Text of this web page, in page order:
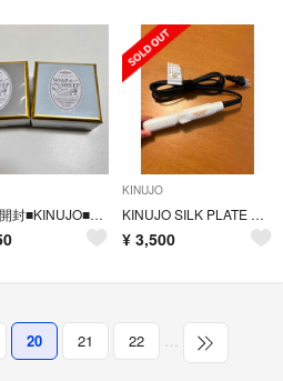
新品未開封■KINUJO■Soap de Sheep（Pure）
KINUJO
KINUJO SILK PLATE mini iron
¥ 3,500
20 21 22 …